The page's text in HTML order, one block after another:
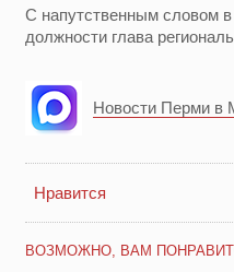
С напутственным словом
должности глава
Новости Перми в
Нравится
ВОЗМОЖНО, ВАМ